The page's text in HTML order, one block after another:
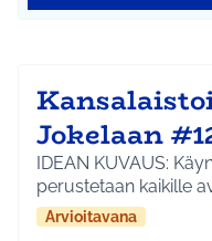
Jokelaan
IDEAN KUVAUS:
perustetaan kaikille
Arvioitavana